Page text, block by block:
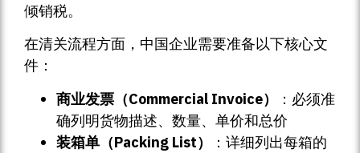
倾销税。
在清关流程方面，中国企业需要准备以下核心文
件：
商业发票（Commercial Invoice）
：必须准
确列明货物描述、数量、单价和总价
装箱单（Packing List）
：详细列出每箱的